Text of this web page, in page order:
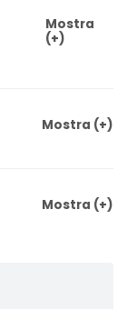
Mostra
(+)
Mostra (+)
Mostra (+)